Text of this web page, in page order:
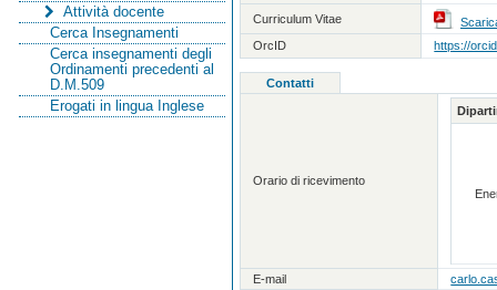
Attività docente
Cerca Insegnamenti
Cerca insegnamenti degli
Ordinamenti precedenti al
D.M.509
Erogati in lingua Inglese
Curriculum Vitae
OrcID
https://
Contatti
Orario di ricevimento
E-mail